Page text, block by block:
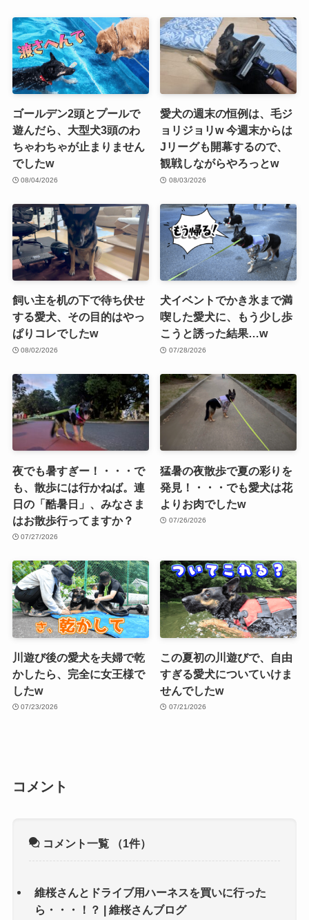
ゴールデン2頭とプールで
遊んだら、大型犬3頭のわ
ちゃわちゃが止まりません
でしたw
08/04/2026
愛犬の週末の恒例は、毛ジ
ョリジョリw 今週末からは
Jリーグも開幕するので、
観戦しながらやろっとw
08/03/2026
飼い主を机の下で待ち伏せ
する愛犬、その目的はやっ
ぱりコレでしたw
08/02/2026
犬イベントでかき氷まで満
喫した愛犬に、もう少し歩
こうと誘った結果…w
07/28/2026
夜でも暑すぎー！・・・で
も、散歩には行かねば。連
日の「酷暑日」、みなさま
はお散歩行ってますか？
07/27/2026
猛暑の夜散歩で夏の彩りを
発見！・・・でも愛犬は花
よりお肉でしたw
07/26/2026
川遊び後の愛犬を夫婦で乾
かしたら、完全に女王様で
したw
07/23/2026
この夏初の川遊びで、自由
すぎる愛犬についていけま
せんでしたw
07/21/2026
コメント
コメント一覧 （1件）
維桜さんとドライブ用ハーネスを買いに行った
ら・・・！？ | 維桜さんブログ